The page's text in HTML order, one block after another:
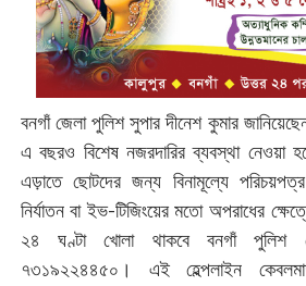
বনগাঁ জেলা পুলিশ সুপার দীনেশ কুমার
এ বছরও বিশেষ নজরদারির ব্যবস্থা নেওয়া
এড়াতে ছোটদের জন্য বিনামূল্যে
নির্যাতন বা ইভ-টিজিংয়ের মতো অপরাধের
২৪ ঘণ্টা খোলা থাকবে বনগাঁ পুলিশ
৭৩১৯২২৪৪৫০। এই হেল্পলাইন